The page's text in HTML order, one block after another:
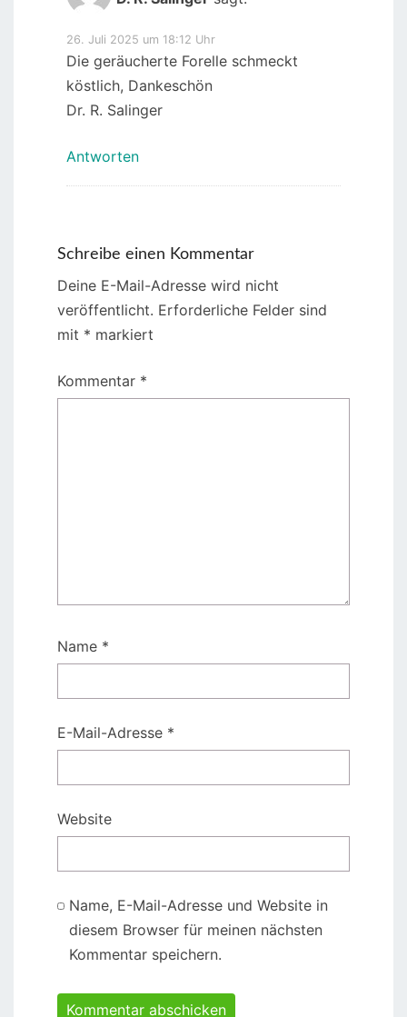
26. Juli 2025 um 18:12 Uhr
Die geräucherte Forelle schmeckt
köstlich, Dankeschön
Dr. R. Salinger
Antworten
Schreibe einen Kommentar
Deine E-Mail-Adresse wird nicht
veröffentlicht. Erforderliche Felder sind
mit * markiert
Kommentar *
Name *
E-Mail-Adresse *
Website
Name, E-Mail-Adresse und Website in
diesem Browser für meinen nächsten
Kommentar speichern.